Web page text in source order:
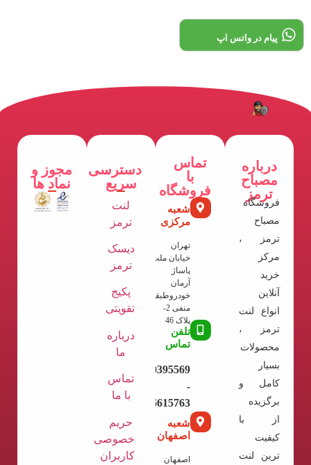
پیام در واتس اپ
درباره
مصباح
ترمز
فروشگاه
مصباح
ترمز ،
مرکز
خرید
آنلاین
انواع لنت
ترمز ،
محصولات
بسیار
کامل و
برگزیده
از با
کیفیت
ترین لنت
تماس
با
فروشگاه
شعبه
مرکزی
تهران
خیابان ملت
پاساژ
آرمان
خودروطبقه
منفی 2-
پلاک 46
تلفن
تماس
09120395569
-
02136615763
شعبه
اصفهان
اصفهان
دسترسی
سریع
لنت
ترمز
دیسک
ترمز
پکیج
تقویتی
درباره
ما
تماس
با ما
حریم
خصوصی
کاربران
مجوز و
نماد ها